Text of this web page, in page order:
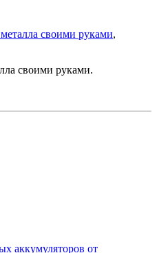
своими руками,
своими руками.
аккумуляторов от